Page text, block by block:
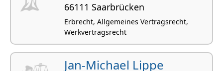
66111 Saarbrücken
Erbrecht, Allgemeines Vertragsrecht,
Werkvertragsrecht
Jan-Michael Lippe